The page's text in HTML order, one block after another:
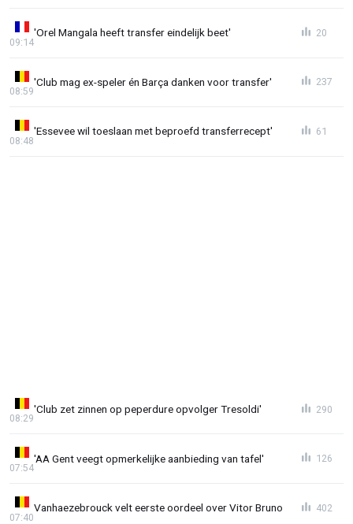
'Orel Mangala heeft transfer eindelijk beet'
09:14
20
'Club mag ex-speler én Barça danken voor transfer'
08:59
237
'Essevee wil toeslaan met beproefd transferrecept'
08:48
61
'Club zet zinnen op peperdure opvolger Tresoldi'
08:29
290
'AA Gent veegt opmerkelijke aanbieding van tafel'
07:54
126
Vanhaezebrouck velt eerste oordeel over Vitor Bruno
07:40
402